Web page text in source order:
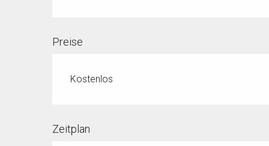
Preise
Kostenlos
Zeitplan